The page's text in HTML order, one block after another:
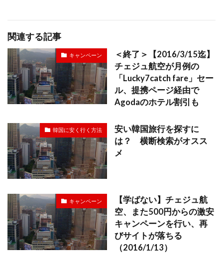
関連する記事
キャンペーン
＜終了＞【2016/3/15迄】
チェジュ航空が月例の
「Lucky7catch fare」セー
ル、提携ページ経由で
Agodaのホテル割引も
韓国に安く行く方法
安い韓国旅行を探すに
は？ 横断検索がオスス
メ
キャンペーン
【学ばない】チェジュ航
空、また500円からの激安
キャンペーンを行い、再
びサイトが落ちる
（2016/1/13）